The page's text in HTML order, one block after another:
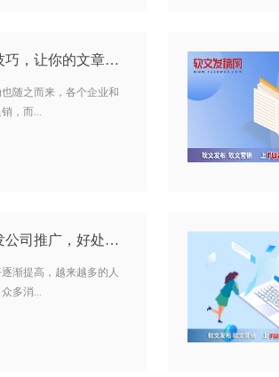
撰写万圣节软文要懂得这些技巧，让你的文章更有格调…
随之而来，各个企业和
，而...
家装企业为什么要找软文代发公司推广，好处是什么？…
渐提高，越来越多的人
多消...